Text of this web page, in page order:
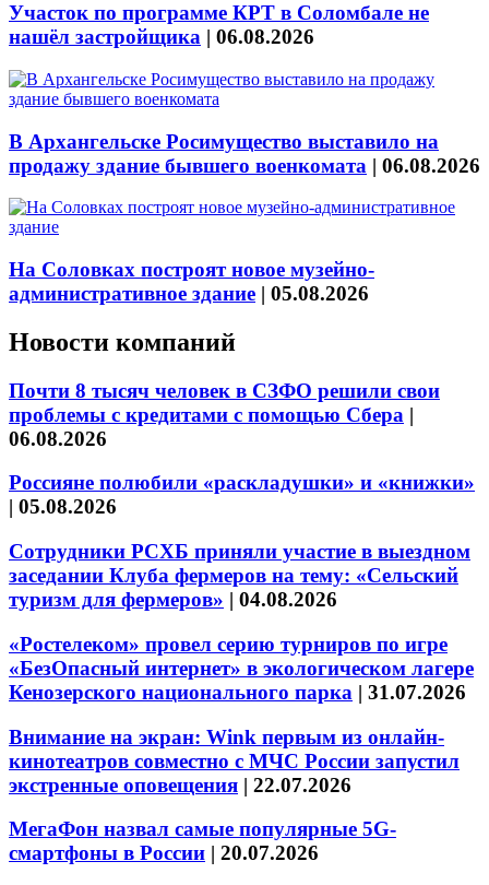
Участок по программе КРТ в Соломбале не
нашёл застройщика | 06.08.2026
В Архангельске Росимущество выставило на
продажу здание бывшего военкомата | 06.08.2026
На Соловках построят новое музейно-
административное здание | 05.08.2026
Новости компаний
Почти 8 тысяч человек в СЗФО решили свои
проблемы с кредитами с помощью Сбера |
06.08.2026
Россияне полюбили «раскладушки» и «книжки»
| 05.08.2026
Сотрудники РСХБ приняли участие в выездном
заседании Клуба фермеров на тему: «Сельский
туризм для фермеров» | 04.08.2026
«Ростелеком» провел серию турниров по игре
«БезОпасный интернет» в экологическом лагере
Кенозерского национального парка | 31.07.2026
Внимание на экран: Wink первым из онлайн-
кинотеатров совместно с МЧС России запустил
экстренные оповещения | 22.07.2026
МегаФон назвал самые популярные 5G-
смартфоны в России | 20.07.2026